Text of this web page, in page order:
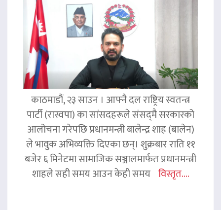
काठमाडौं, २३ साउन । आफ्नै दल राष्ट्रिय स्वतन्त्र
पार्टी (रास्वपा) का सांसदहरूले संसद्‌मै सरकारको
आलोचना गरेपछि प्रधानमन्त्री बालेन्द्र शाह (बालेन)
ले भावुक अभिव्यक्ति दिएका छन्। शुक्रबार राति ११
बजेर ६ मिनेटमा सामाजिक सञ्जालमार्फत प्रधानमन्त्री
शाहले सही समय आउन केही समय विस्तृत....